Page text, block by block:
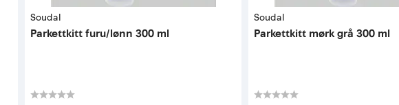
Soudal
Parkettkitt furu/lønn 300 ml
Soudal
Parkettkitt mørk grå 300 ml